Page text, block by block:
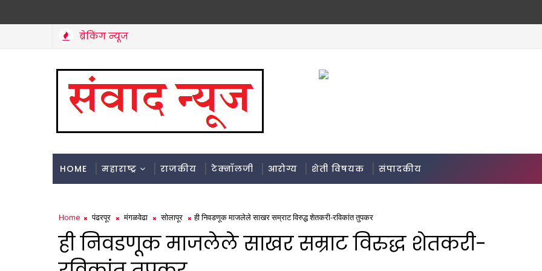
ब्रेकिंग न्यूज
HOME महाराष्ट्र राजकीय टेक्नॉलजी आरोग्य शेती विषयक संपादकीय
Home पंढरपूर मंगळवेढा सोलापूर ही निवडणूक माजलेले साखर सम्राट विरुद्ध शेतकरी-रविकांत तुपकर
ही निवडणूक माजलेले साखर सम्राट विरुद्ध शेतकरी-